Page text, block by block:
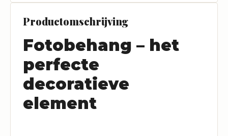
Productomschrijving
Fotobehang – het
perfecte
decoratieve
element